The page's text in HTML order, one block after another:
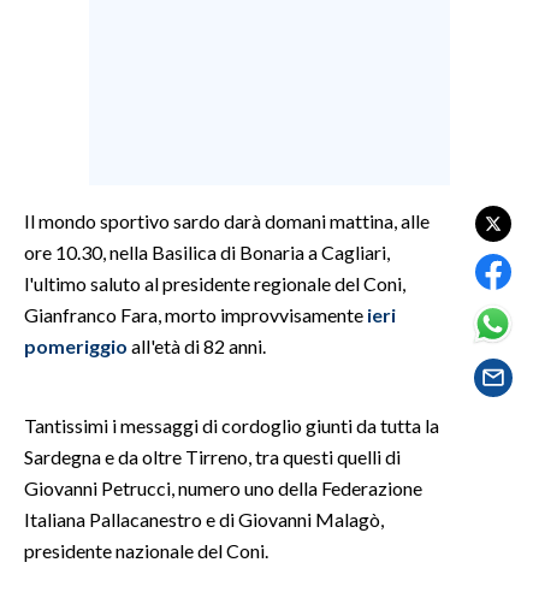
VOLLEY
MOTORI
TENNIS
SALUTE
Il mondo sportivo sardo darà domani mattina, alle
ore 10.30, nella Basilica di Bonaria a Cagliari,
l'ultimo saluto al presidente regionale del Coni,
Gianfranco Fara, morto improvvisamente ieri
pomeriggio all'età di 82 anni.
Tantissimi i messaggi di cordoglio giunti da tutta la
Sardegna e da oltre Tirreno, tra questi quelli di
Giovanni Petrucci, numero uno della Federazione
Italiana Pallacanestro e di Giovanni Malagò,
presidente nazionale del Coni.